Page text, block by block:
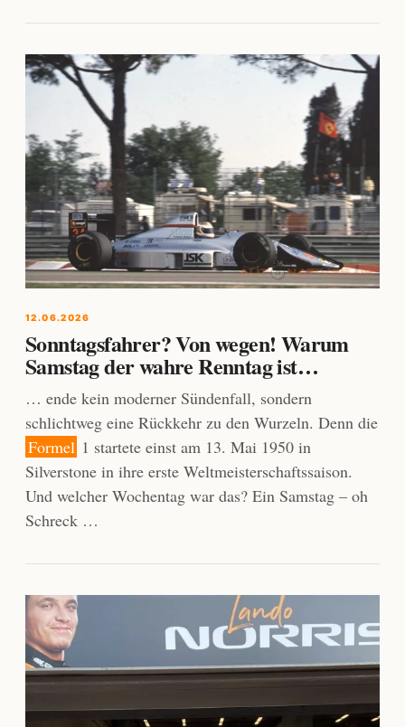
12.06.2026
Sonntagsfahrer? Von wegen! Warum
Samstag der wahre Renntag ist…
… ende kein moderner Sündenfall, sondern
schlichtweg eine Rückkehr zu den Wurzeln. Denn die
Formel 1 startete einst am 13. Mai 1950 in
Silverstone in ihre erste Weltmeisterschaftssaison.
Und welcher Wochentag war das? Ein Samstag – oh
Schreck …